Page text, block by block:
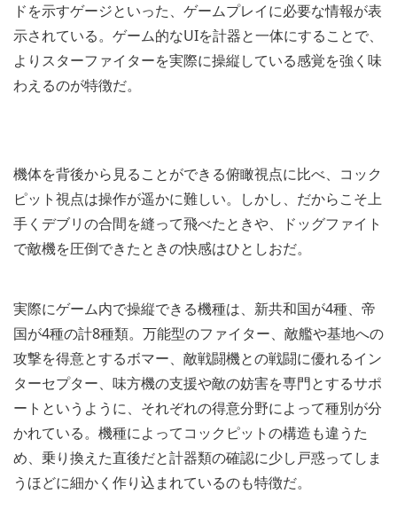
ドを示すゲージといった、ゲームプレイに必要な情報が表
示されている。ゲーム的なUIを計器と一体にすることで、
よりスターファイターを実際に操縦している感覚を強く味
わえるのが特徴だ。
機体を背後から見ることができる俯瞰視点に比べ、コック
ピット視点は操作が遥かに難しい。しかし、だからこそ上
手くデブリの合間を縫って飛べたときや、ドッグファイト
で敵機を圧倒できたときの快感はひとしおだ。
実際にゲーム内で操縦できる機種は、新共和国が4種、帝
国が4種の計8種類。万能型のファイター、敵艦や基地への
攻撃を得意とするボマー、敵戦闘機との戦闘に優れるイン
ターセプター、味方機の支援や敵の妨害を専門とするサポ
ートというように、それぞれの得意分野によって種別が分
かれている。機種によってコックピットの構造も違うた
め、乗り換えた直後だと計器類の確認に少し戸惑ってしま
うほどに細かく作り込まれているのも特徴だ。